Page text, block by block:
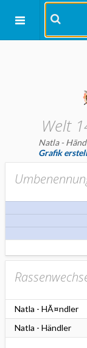
Welt
Natla -
Grafik
Natla - HÃ¤ndler
Natla - Händler